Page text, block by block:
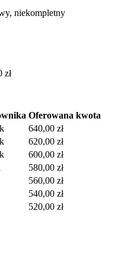
niekompletny
zł
Oferowana kwota
640,00 zł
620,00 zł
600,00 zł
580,00 zł
560,00 zł
540,00 zł
520,00 zł